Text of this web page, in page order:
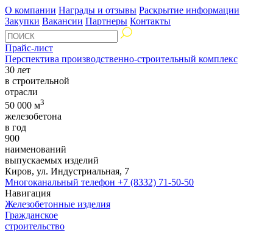
О компании Награды и отзывы Раскрытие информации
Закупки Вакансии Партнеры Контакты
Прайс-лист
Перспектива производственно-строительный комплекс
30 лет
в строительной
отрасли
50 000 м3
железобетона
в год
900
наименований
выпускаемых изделий
Киров, ул. Индустриальная, 7
Многоканальный телефон +7 (8332) 71-50-50
Навигация
Железобетонные изделия
Гражданское
строительство